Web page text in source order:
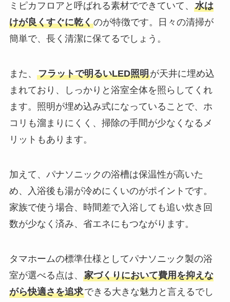
ミピカフロアと呼ばれる素材でできていて、 水は
けが良くすぐに乾くのが特徴です。日々の清掃が
簡単で、長く清潔に保てるでしょう。
また、 フラットで明るいLED照明が天井に埋め込
まれており、しっかりと浴室全体を照らしてくれ
ます。照明が埋め込み式になっていることで、ホ
コリも溜まりにくく、掃除の手間が少なくなるメ
リットもあります。
加えて、パナソニックの浴槽は保温性が高いた
め、入浴後も湯が冷めにくいのがポイントです。
家族で使う場合、時間差で入浴しても追い炊き回
数が少なく済み、省エネにもつながります。
タマホームの標準仕様としてパナソニック製の浴
室が選べる点は、 家づくりにおいて費用を抑えな
がら快適さを追求できる大きな魅力と言えるでし